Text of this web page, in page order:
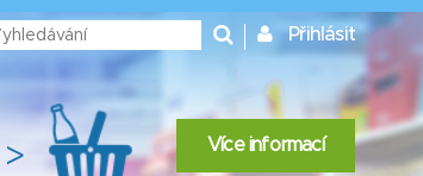
Přihlásit
> Více informací